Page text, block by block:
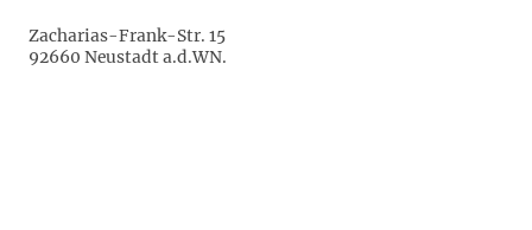
Zacharias-Frank-Str. 15
92660 Neustadt a.d.WN.